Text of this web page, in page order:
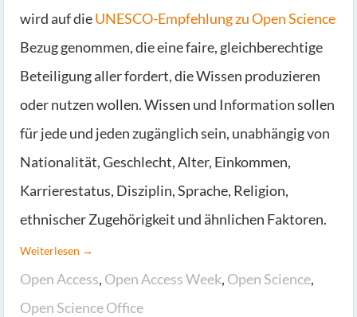
wird auf dieUNESCO-Empfehlung zu Open Science
Bezug genommen, die eine faire, gleichberechtige
Beteiligung aller fordert, die Wissen produzieren
oder nutzen wollen. Wissen und Information sollen
für jede und jeden zugänglich sein, unabhängig von
Nationalität, Geschlecht, Alter, Einkommen,
Karrierestatus, Disziplin, Sprache, Religion,
ethnischer Zugehörigkeit und ähnlichen Faktoren.
Weiterlesen →
Open Access, Open Access Week, Open Science,
Open Science Office